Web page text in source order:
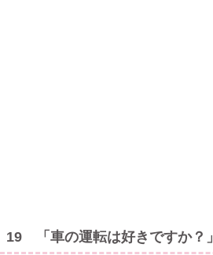
19 「車の運転は好きですか？」